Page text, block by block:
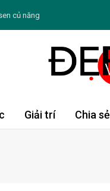
củ năng
ăn đường bổ sung
cơ ảnh hưởng sức khỏe
Giải trí Chia sẻ